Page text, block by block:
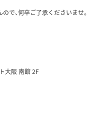
で、何卒ご了承くださいませ。
大阪 南館 2F